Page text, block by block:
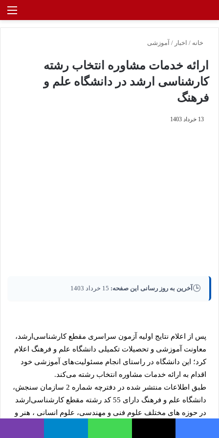
خانه / اخبار / آموزشی
ارائه خدمات مشاوره انتخاب رشته
کارشناسی ارشد در دانشگاه علم و
فرهنگ
13 خرداد 1403
🕒آخرین به روز رسانی این صفحه:
پس از اعلام نتایج اولیه آزمون سراسری مقطع کارشناسی‌ارشد،
معاونت آموزشی و تحصیلات تکمیلی دانشگاه علم و فرهنگ اعلام
کرد؛ این دانشگاه در راستای انجام مسئولیت‌های آموزشی خود
اقدام به ارائه خدمات مشاوره انتخاب رشته می‌کند.
طبق اطلاعات منتشر شده در دفترچه شماره 2 سازمان سنجش،
دانشگاه علم و فرهنگ دارای 55 کد رشته مقطع کارشناسی‌ارشد
در حوزه های مختلف علوم فنی و مهندسی، علوم انسانی ، هنر و